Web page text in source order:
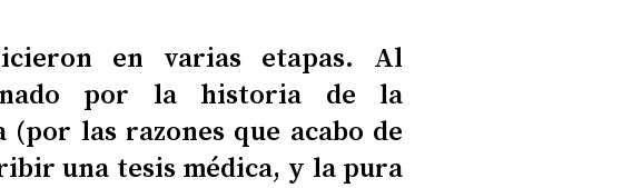
en varias etapas. Al
por la historia de la
las razones que acabo de
una tesis médica, y la pura